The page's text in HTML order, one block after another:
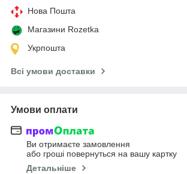
Нова Пошта
Магазини Rozetka
Укрпошта
Всі умови доставки
Умови оплати
Ви отримаєте замовлення
або гроші повернуться на вашу картку
Детальніше